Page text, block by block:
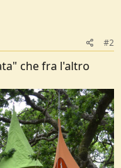
#2
che fra l'altro